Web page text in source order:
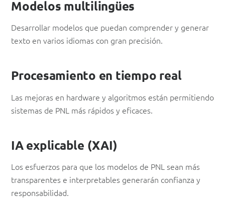
Modelos multilingües
Desarrollar modelos que puedan comprender y generar
texto en varios idiomas con gran precisión.
Procesamiento en tiempo real
Las mejoras en hardware y algoritmos están permitiendo
sistemas de PNL más rápidos y eficaces.
IA explicable (XAI)
Los esfuerzos para que los modelos de PNL sean más
transparentes e interpretables generarán confianza y
responsabilidad.